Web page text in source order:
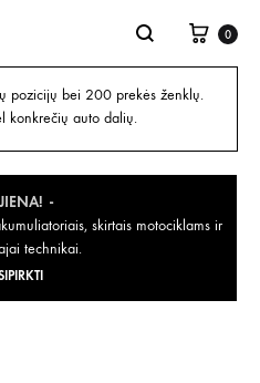
0
pozicijų bei 200 prekės ženklų.
konkrečių auto dalių.
skirtais motociklams ir
technikai.